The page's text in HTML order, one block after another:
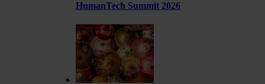
HumanTech Summit 2026